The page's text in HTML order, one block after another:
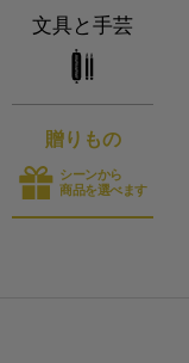
文具と手芸
贈りもの
シーンから
商品を選べます